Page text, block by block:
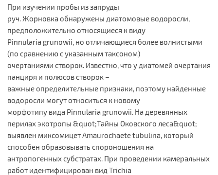
При изучении пробы из запруды
руч. Жорновка обнаружены диатомовые водоросли,
предположительно относящиеся к виду
Pinnularia grunowii, но отличающиеся более волнистыми
(по сравнению с указанным таксоном)
очертаниями створок. Известно, что у диатомей очертания
панциря и полюсов створок –
важные определительные признаки, поэтому найденные
водоросли могут относиться к новому
морфотипу вида Pinnularia grunowii. На деревянных
перилах экотропы &quot;Тайны Оковского леса&quot;
выявлен миксомицет Amaurochaete tubulina, который
способен образовывать спороношения на
антропогенных субстратах. При проведении камеральных
работ идентифицирован вид Trichia